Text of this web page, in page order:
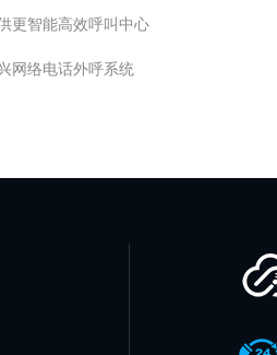
更智能高效呼叫中心
网络电话外呼系统